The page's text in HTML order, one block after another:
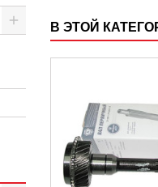
В ЭТОЙ